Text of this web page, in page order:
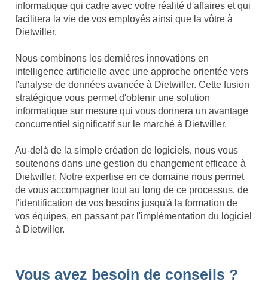
informatique qui cadre avec votre réalité d'affaires et qui
facilitera la vie de vos employés ainsi que la vôtre à
Dietwiller.
Nous combinons les dernières innovations en
intelligence artificielle avec une approche orientée vers
l'analyse de données avancée à Dietwiller. Cette fusion
stratégique vous permet d'obtenir une solution
informatique sur mesure qui vous donnera un avantage
concurrentiel significatif sur le marché à Dietwiller.
Au-delà de la simple création de logiciels, nous vous
soutenons dans une gestion du changement efficace à
Dietwiller. Notre expertise en ce domaine nous permet
de vous accompagner tout au long de ce processus, de
l'identification de vos besoins jusqu'à la formation de
vos équipes, en passant par l'implémentation du logiciel
à Dietwiller.
Vous avez besoin de conseils ?